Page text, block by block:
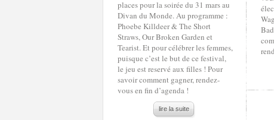
places pour la soirée du 31 mars au
Divan du Monde. Au programme :
Phoebe Killdeer & The Short
Straws, Our Broken Garden et
Tearist. Et pour célébrer les femmes,
puisque c’est le but de ce festival,
le jeu est reservé aux filles ! Pour
savoir comment gagner, rendez-
vous en fin d’agenda !
lire la suite